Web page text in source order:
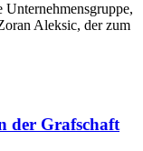
Aleksic, der zum
der Grafschaft